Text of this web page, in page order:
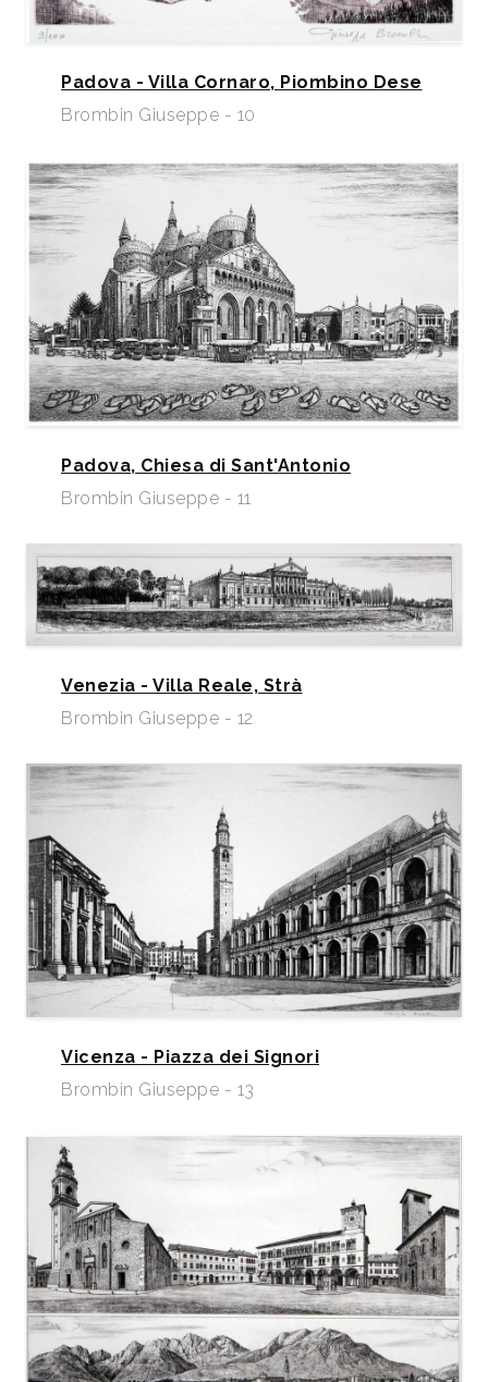
Padova - Villa Cornaro, Piombino Dese
Brombin Giuseppe - 10
Padova, Chiesa di Sant'Antonio
Brombin Giuseppe - 11
Venezia - Villa Reale, Strà
Brombin Giuseppe - 12
Vicenza - Piazza dei Signori
Brombin Giuseppe - 13